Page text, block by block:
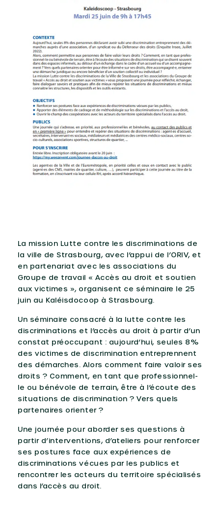
La mission Lutte contre les discriminations de
la ville de Strasbourg, avec l’appui de l’ORIV, et
en partenariat avec les associations du
Groupe de travail « Accès au droit et soutien
aux victimes », organisent ce séminaire le 25
juin au Kaléisdocoop à Strasbourg.
Un séminaire consacré à la lutte contre les
discriminations et l’accès au droit à partir d’un
constat préoccupant : aujourd’hui, seules 8%
des victimes de discrimination entreprennent
des démarches. Alors comment faire valoir ses
droits ? Comment, en tant que professionnel-
le ou bénévole de terrain, être à l’écoute des
situations de discrimination ? Vers quels
partenaires orienter ?
Une journée pour aborder ses questions à
partir d’interventions, d’ateliers pour renforcer
ses postures face aux expériences de
discriminations vécues par les publics et
rencontrer les acteurs du territoire spécialisés
dans l’accès au droit.